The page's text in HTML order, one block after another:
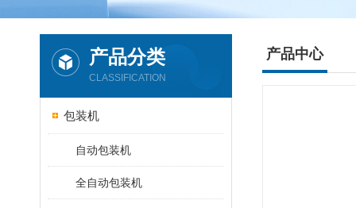
产品分类
CLASSIFICATION
包装机
自动包装机
全自动包装机
产品中心